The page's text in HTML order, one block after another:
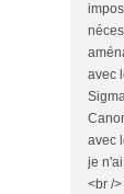
avec
avec
je
<br /